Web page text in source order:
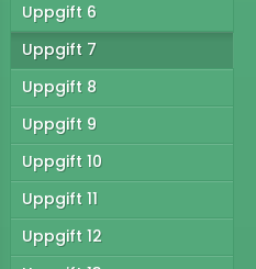
Uppgift 6
Uppgift 7
Uppgift 8
Uppgift 9
Uppgift 10
Uppgift 11
Uppgift 12